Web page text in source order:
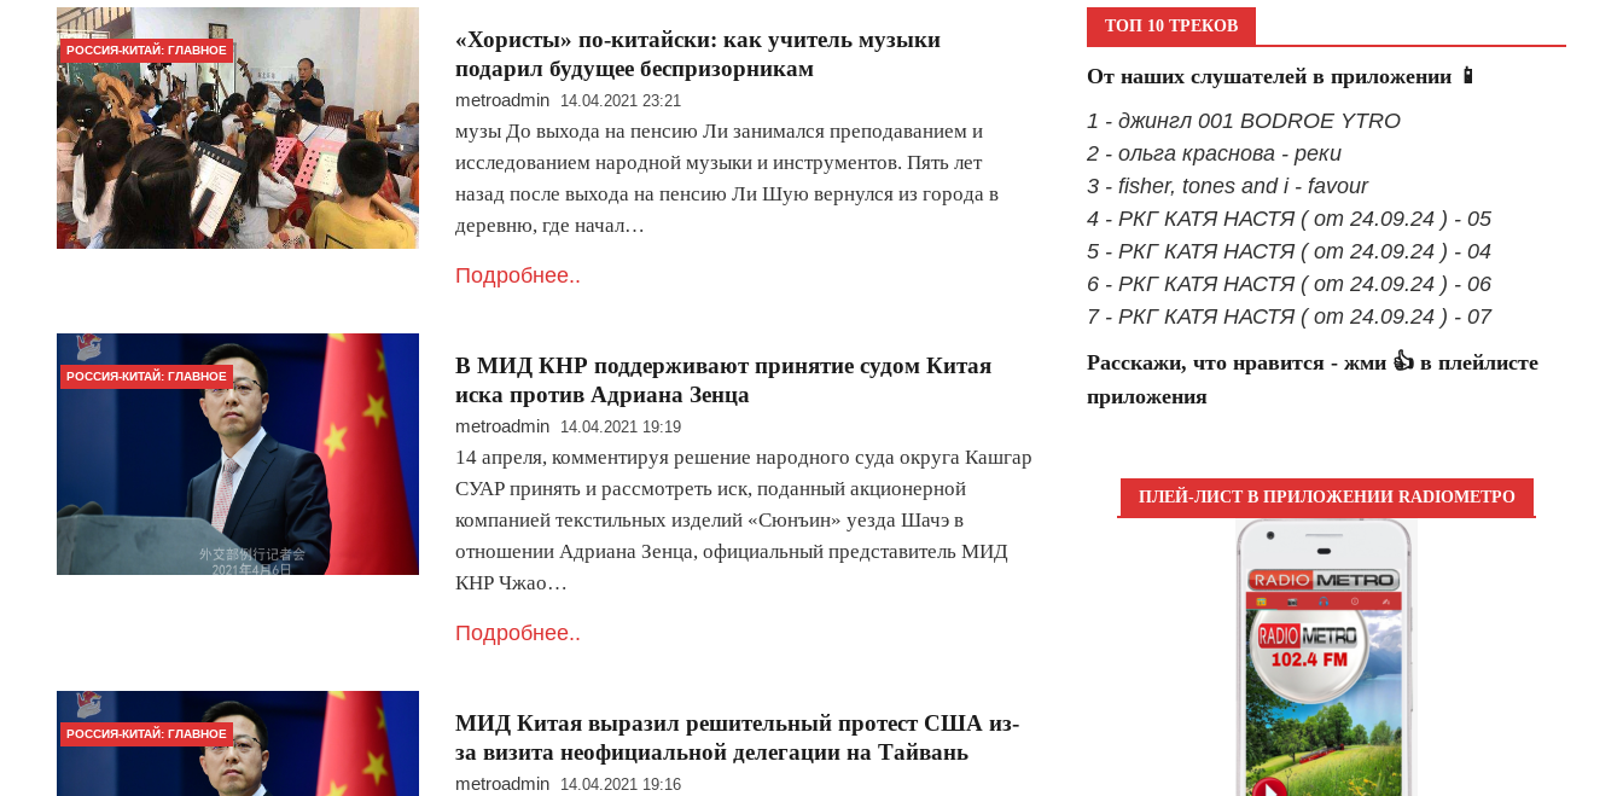
РОССИЯ-КИТАЙ: ГЛАВНОЕ
«Хористы» по-китайски: как учитель музыки
подарил будущее беспризорникам
metroadmin 14.04.2021 23:21
музы До выхода на пенсию Ли занимался преподаванием и
исследованием народной музыки и инструментов. Пять лет
назад после выхода на пенсию Ли Шую вернулся из города в
деревню, где начал…
Подробнее..
РОССИЯ-КИТАЙ: ГЛАВНОЕ
В МИД КНР поддерживают принятие судом Китая
иска против Адриана Зенца
metroadmin 14.04.2021 19:19
14 апреля, комментируя решение народного суда округа Кашгар
СУАР принять и рассмотреть иск, поданный акционерной
компанией текстильных изделий «Сюнъин» уезда Шачэ в
отношении Адриана Зенца, официальный представитель МИД
КНР Чжао…
Подробнее..
РОССИЯ-КИТАЙ: ГЛАВНОЕ
МИД Китая выразил решительный протест США из-
за визита неофициальной делегации на Тайвань
metroadmin 14.04.2021 19:16
ТОП 10 ТРЕКОВ
От наших слушателей в приложении 📱
1 - джингл 001 BODROE YTRO
2 - ольга краснова - реки
3 - fisher, tones and i - favour
4 - РКГ КАТЯ НАСТЯ ( от 24.09.24 ) - 05
5 - РКГ КАТЯ НАСТЯ ( от 24.09.24 ) - 04
6 - РКГ КАТЯ НАСТЯ ( от 24.09.24 ) - 06
7 - РКГ КАТЯ НАСТЯ ( от 24.09.24 ) - 07
Расскажи, что нравится - жми 👍 в плейлисте
приложения
ПЛЕЙ-ЛИСТ В ПРИЛОЖЕНИИ RADIOМЕТРО